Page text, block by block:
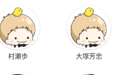
村瀬歩 大塚芳忠